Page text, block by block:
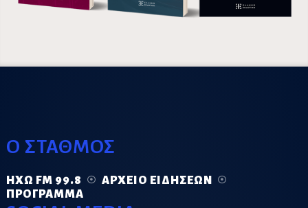
Ο ΣΤΑΘΜΟΣ
ΗΧΏ FM 99.8
ΑΡΧΕΊΟ ΕΙΔΉΣΕΩΝ
ΠΡΌΓΡΑΜΜΑ